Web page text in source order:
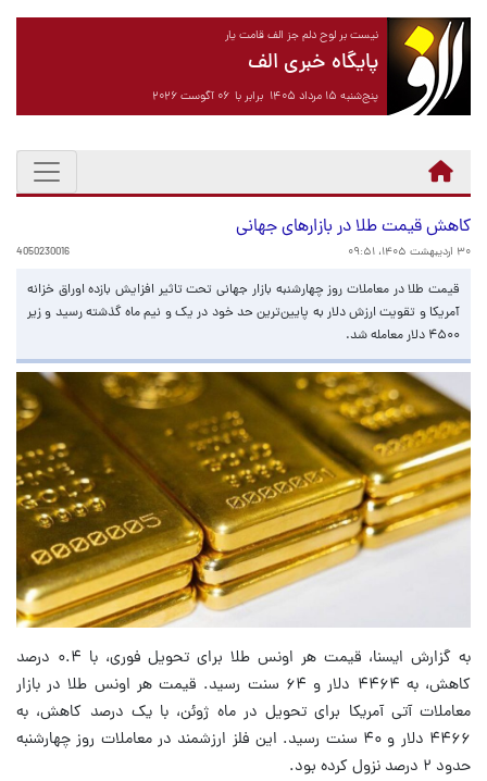
نیست بر لوح دلم جز الف قامت یار
پایگاه خبری الف
پنج‌شنبه ۱۵ مرداد ۱۴۰۵ برابر با ۰۶ آگوست ۲۰۲۶
کاهش قیمت طلا در بازارهای جهانی
۳۰ اردیبهشت ۱۴۰۵، ۰۹:۵۱ 4050230016
قیمت طلا در معاملات روز چهارشنبه بازار جهانی تحت تاثیر افزایش بازده اوراق خزانه
آمریکا و تقویت ارزش دلار به پایین‌ترین حد خود در یک و نیم ماه گذشته رسید و زیر
۴۵۰۰ دلار معامله شد.
به گزارش ایسنا، قیمت هر اونس طلا برای تحویل فوری، با ۰.۴ درصد
کاهش، به ۴۴۶۴ دلار و ۶۴ سنت رسید. قیمت هر اونس طلا در بازار
معاملات آتی آمریکا برای تحویل در ماه ژوئن، با یک درصد کاهش، به
۴۴۶۶ دلار و ۴۰ سنت رسید. این فلز ارزشمند در معاملات روز چهارشنبه
حدود ۲ درصد نزول کرده بود.